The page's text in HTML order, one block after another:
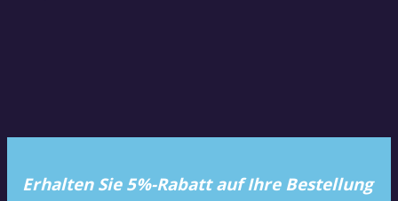
Erhalten Sie 5%-Rabatt auf Ihre Bestellung